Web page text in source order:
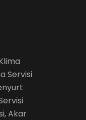
Servisi
Akar